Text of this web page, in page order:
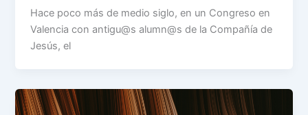
Hace poco más de medio siglo, en un Congreso en
Valencia con antigu@s alumn@s de la Compañía de
Jesús, el